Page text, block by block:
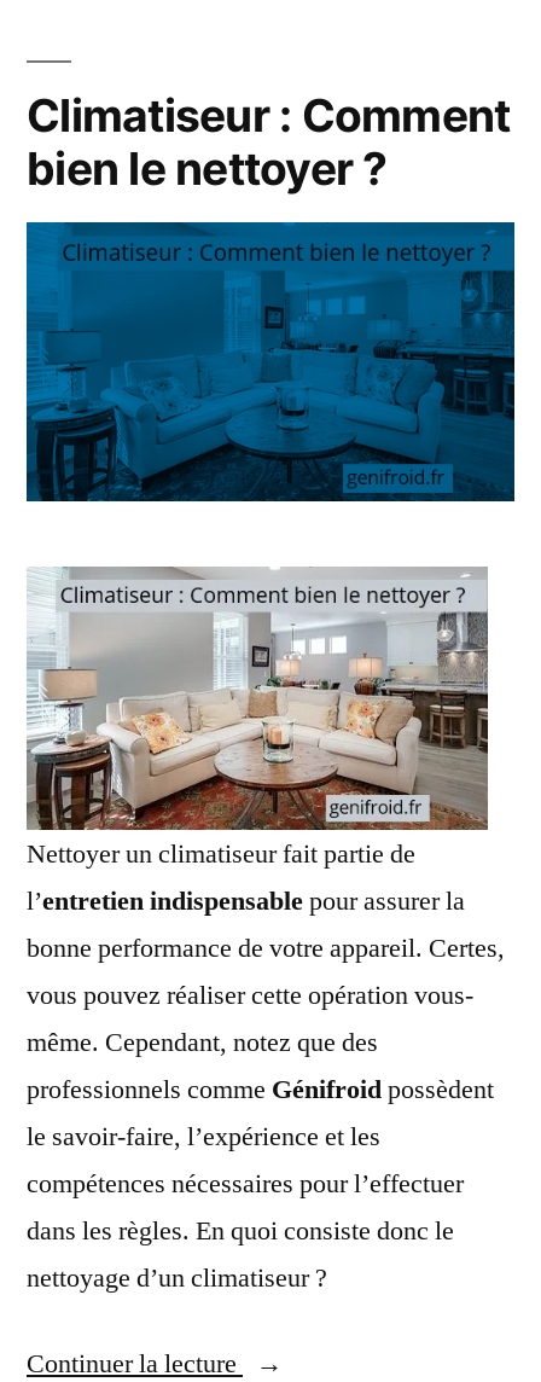
Climatiseur : Comment
bien le nettoyer ?
Nettoyer un climatiseur fait partie de
l’entretien indispensablepour assurer la
bonne performance de votre appareil. Certes,
vous pouvez réaliser cette opération vous-
même. Cependant, notez que des
professionnels comme Génifroidpossèdent
le savoir-faire, l’expérience et les
compétences nécessaires pour l’effectuer
dans les règles. En quoi consiste donc le
nettoyage d’un climatiseur ?
Continuer la lecture
« Climatiseur